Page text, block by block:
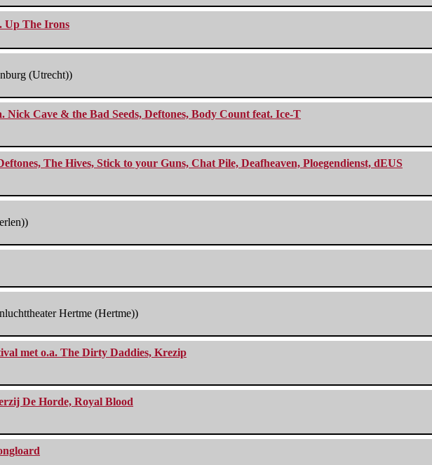
Up The Irons
(Utrecht))
Nick Cave & the Bad Seeds, Deftones, Body Count feat. Ice-T
The Hives, Stick to your Guns, Chat Pile, Deafheaven, Ploegendienst, dEUS
Hertme (Hertme))
met o.a. The Dirty Daddies, Krezip
De Horde, Royal Blood